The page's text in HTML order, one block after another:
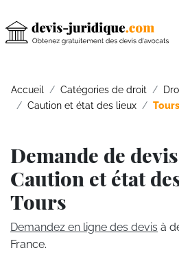
Accueil Catégories de droit
Caution et état des lieux
Tours
Demande de
Caution et état
Tours
Demandez en ligne des devis à
France.